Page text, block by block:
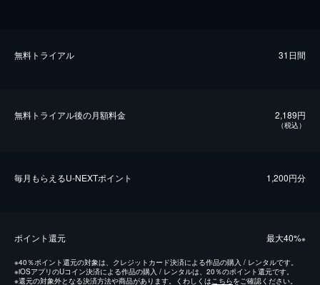
無料トライアル 31日間
無料トライアル後の⽉額料金 2,189円
（税込）
毎⽉もらえるU-NEXTポイント 1,200円分
ポイント還元 最⼤40%※
※40％ポイント還元の対象は、クレジットカード決済による作品の購入 / レンタルです。
※iOSアプリのUコイン決済による作品の購入 / レンタルは、20％のポイント還元です。
※還元の対象外となる決済方法や商品があります。くわしくは こちらをご確認ください。